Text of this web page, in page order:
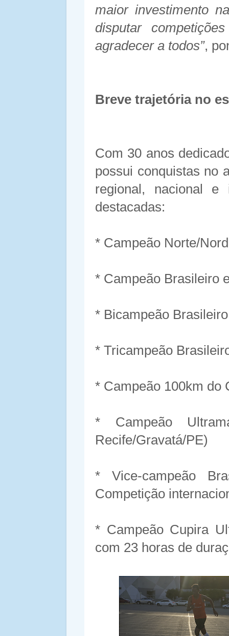
maior investimento
disputar
agradecer a todos”,
Breve trajetória no
Com 30 anos
possui conquistas no
regional, nacional e
destacadas:
* Campeão Norte/
* Campeão Brasileiro
* Bicampeão
* Tricampeão
* Campeão 100km do
* Campeão
Recife/Gravatá/PE)
* Vice-campeão
Competição
* Campeão Cupira
com 23 horas de